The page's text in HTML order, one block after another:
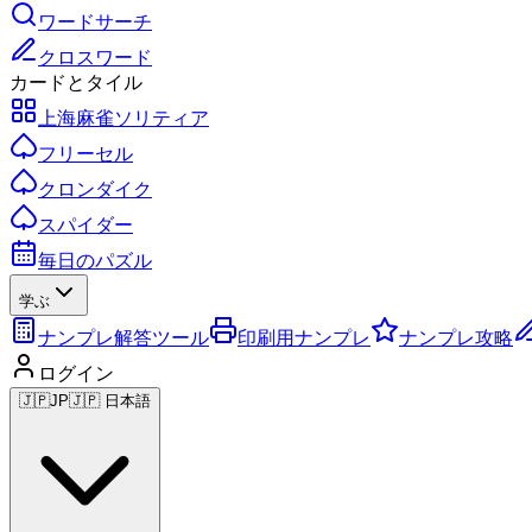
ワードサーチ
クロスワード
カードとタイル
上海麻雀ソリティア
フリーセル
クロンダイク
スパイダー
毎日のパズル
学ぶ
ナンプレ解答ツール 印刷用ナンプレ ナンプレ攻略
ログイン
🇯🇵JP🇯🇵 日本語